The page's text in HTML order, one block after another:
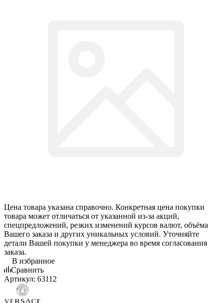
Цена товара указана справочно. Конкретная цена покупки
товара может отличаться от указанной из-за акций,
спецпредложений, резких изменений курсов валют, объёма
Вашего заказа и других уникальных условий. Уточняйте
детали Вашей покупки у менеджера во время согласования
заказа.
В избранное
Сравнить
Артикул: 63112